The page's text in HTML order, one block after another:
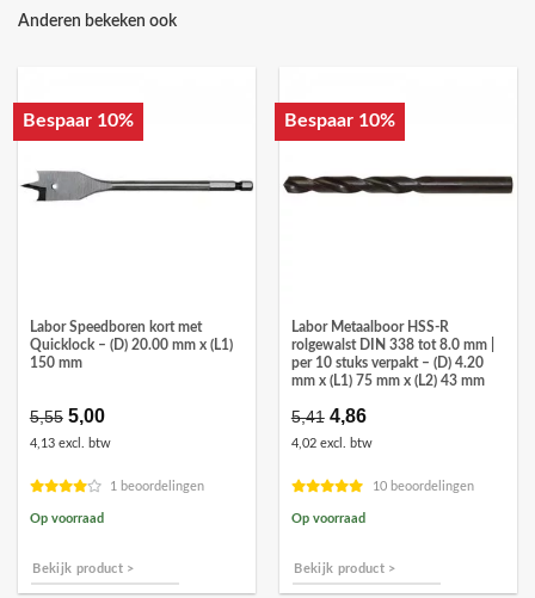
Anderen bekeken ook
Bespaar 10%
Labor Speedboren kort met
Quicklock – (D) 20.00 mm x (L1)
150 mm
5,55 Oorspronkelijke
prijs
was:
5,00Huidige
is:
4,13 excl. btw
1 beoordelingen
Op voorraad
Bekijk product >
Bespaar 10%
Labor Metaalboor HSS-R
rolgewalst DIN 338 tot 8.0 mm |
per 10 stuks verpakt – (D) 4.20
mm x (L1) 75 mm x (L2) 43 mm
5,41 Oorspronkelijke
prijs
was:
4,86Huidige
is:
4,02 excl. btw
10 beoordelingen
Op voorraad
Bekijk product >